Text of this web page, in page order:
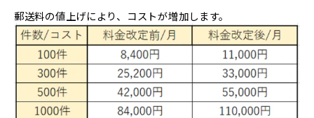
郵送料の値上げにより、コストが増加します。